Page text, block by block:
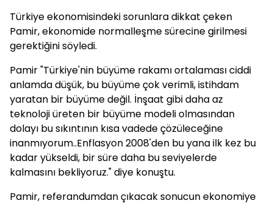
Türkiye ekonomisindeki sorunlara dikkat çeken
Pamir, ekonomide normalleşme sürecine girilmesi
gerektiğini söyledi.
Pamir "Türkiye'nin büyüme rakamı ortalaması ciddi
anlamda düşük, bu büyüme çok verimli, istihdam
yaratan bir büyüme değil. İnşaat gibi daha az
teknoloji üreten bir büyüme modeli olmasından
dolayı bu sıkıntının kısa vadede çözüleceğine
inanmıyorum..Enflasyon 2008'den bu yana ilk kez bu
kadar yükseldi, bir süre daha bu seviyelerde
kalmasını bekliyoruz." diye konuştu.
Pamir, referandumdan çıkacak sonucun ekonomiye